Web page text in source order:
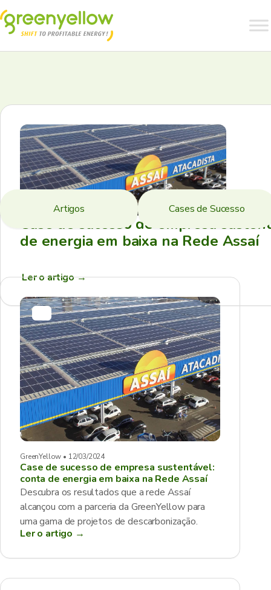
Case de sucesso de empresa
de energia em baixa na Rede Assaí
Ler o artigo→
Artigos Cases de Sucesso
GreenYellow • 12/03/2024
Case de sucesso de empresa sustentável:
conta de energia em baixa na Rede Assaí
Descubra os resultados que a rede Assaí
alcançou com a parceria da GreenYellow para
uma gama de projetos de descarbonização.
Ler o artigo →